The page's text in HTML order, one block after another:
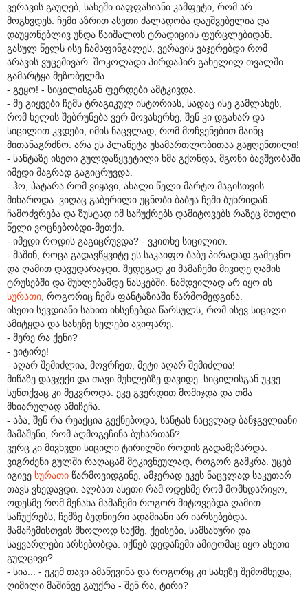
ვერავის გაუღებ, სახეში იაფფასიანი კამფეტი, რომ არ
მოგხვდეს. ჩემი აზრით ასეთი ძალადობა დაუშვებელია და
დაუყონებლივ უნდა წაიშალოს ტრადიციის ფურცლებიდან.
გასულ წელს ისე ჩამაფინგალეს, ვერავის ვაჯერებდი რომ
არავის ვუცემივარ. შოკოლადი პირდაპირ გახელილ თვალში
გამარტყა მეზობელმა.
- გეყო! - სიცილისგან ფერდები ამტკივდა.
- მე გიყვები ჩემს ტრაგიკულ ისტორიას, სადაც ისე გამლახეს,
რომ ხელის შებრუნება ვერ მოვახერხე, შენ კი დგახარ და
სიცილით კვდები, იმის ნაცვლად, რომ მოჩვენებით მაინც
მითანაგრძნო. არა ეს პლანეტა უსამართლობითაა გაჟღენთილი!
- სანტაზე ისეთი გულდაწყვეტილი ხმა გქონდა, მგონი ბავშვობაში
იმედი მაგრად გაგიცრუვდა.
- ჰო, პატარა რომ ვიყავი, ახალი წელი მარტო მაგისთვის
მიხაროდა. ვიღაც გაბერილი უცნობი ბაბუა ჩემი ბუხრიდან
ჩამოძვრება და ზუსტად იმ საჩუქრებს დამიტოვებს რაზეც მთელი
წელი ვოცნებობდი-მეთქი.
- იმედი როდის გაგიცრუვდა? - ვკითხე სიცილით.
- მაშინ, როცა გადავწყვიტე ეს საკაიფო ბაბუ პირადად გამეცნო
და ღამით დავუდარაჯდი. შედეგად კი მამაჩემი მივიღე ღამის
ტრუსებში და მუხლებამდე ნასკებში. ნამდვილად არ იყო ის
სურათი , როგორიც ჩემს ფანტაზიაში წარმომედგინა.
ისეთი სევდიანი სახით იხსენებდა წარსულს, რომ ისევ სიცილი
ამიტყდა და სახეზე ხელები ავიფარე.
- მერე რა ქენი?
- ვიტირე!
- აღარ შემიძლია, მოვრჩეთ, მეტი აღარ შემიძლია!
მიწაზე დავჯექი და თავი მუხლებზე დავიდე. სიცილისგან უკვე
სუნთქვაც კი მეკვროდა. ეკე გვერდით მომიჯდა და თმა
მხიარულად ამიჩეჩა.
- აბა, შენ რა რეაქცია გექნებოდა, სანტას ნაცვლად ბანჯგვლიანი
მამაშენი, რომ აღმოგეჩინა ბუხართან?
ვერც კი მივხვდი სიცილი ტირილში როდის გადამეზარდა.
ვიგრძენი გულში რაღაცამ მტკივნეულად, როგორ გამკრა. უცებ
იგივე სურათი წარმოვიდგინე, ამჯერად ეკეს ნაცვლად საკუთარ
თავს ვხედავდი. ალბათ ასეთი რამ ოდესმე რომ მომხდარიყო,
ოდესმე რომ მენახა მამაჩემი როგორ მიტოვებდა ღამით
საჩუქრებს, ჩემზე ბედნიერი ადამიანი არ იარსებებდა.
მამაჩემისთვის მხოლოდ საქმე, ქეისები, სამსახური და
საყვარლები არსებობდა. იქნებ დედაჩემი ამიტომაც იყო ასეთი
გულცივი?
- სია... - ეკემ თავი ამაწევინა და როგორც კი სახეზე შემომხედა,
ღიმილი მაშინვე გაუქრა - შენ რა, ტირი?